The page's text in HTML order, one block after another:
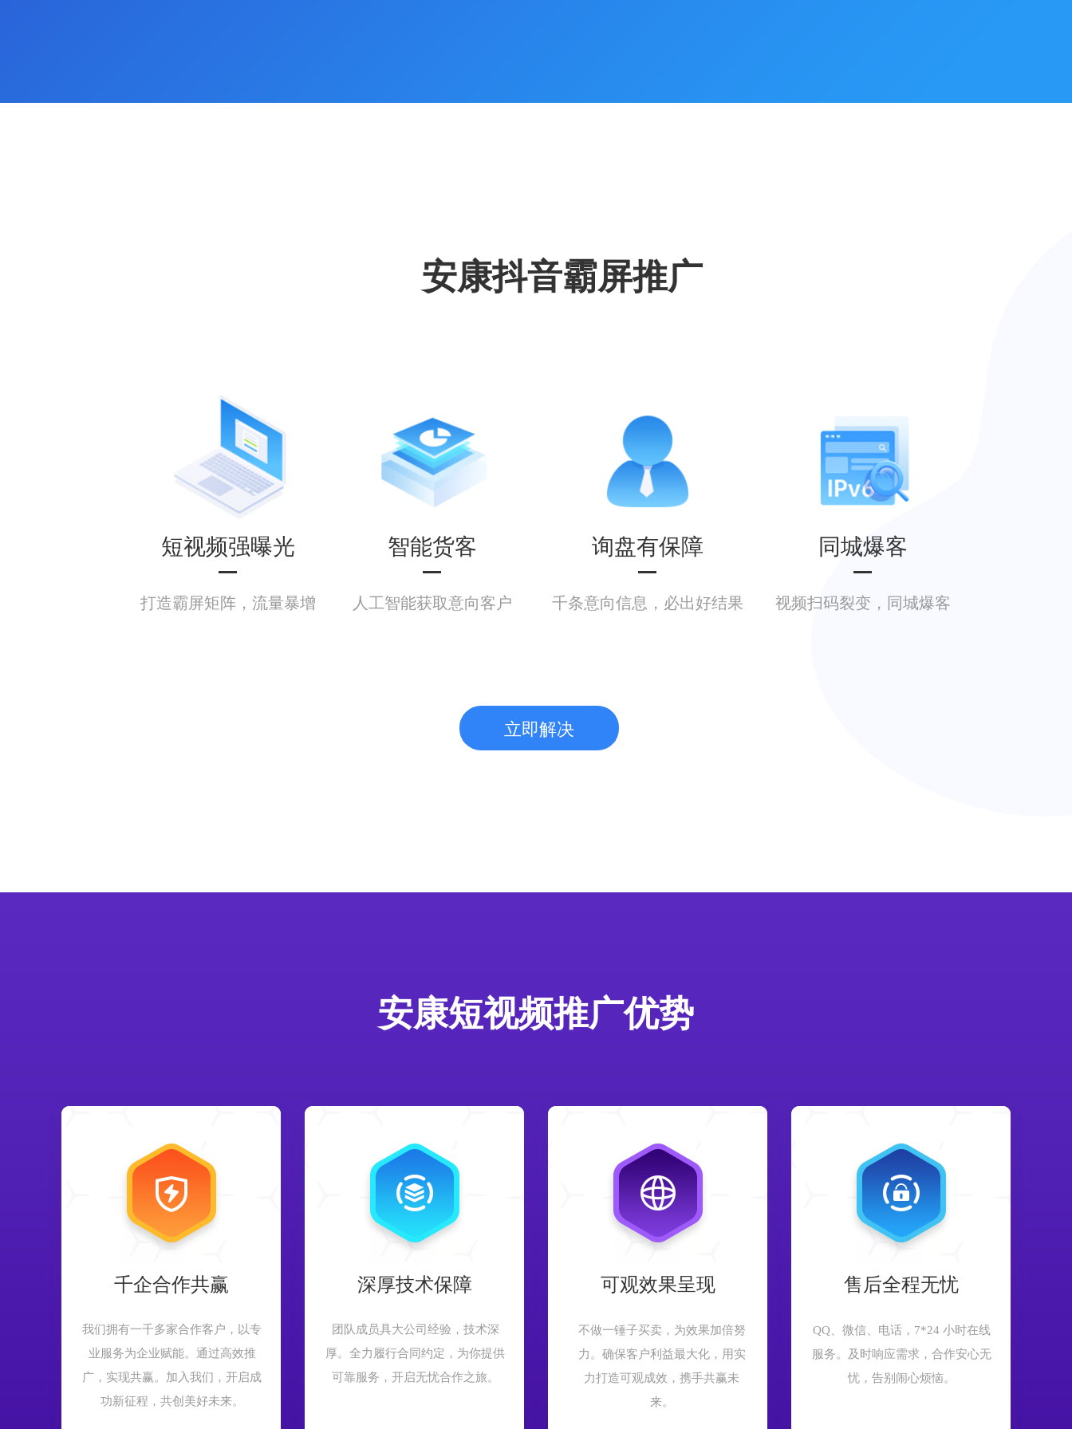
安康抖音霸屏推广
短视频强曝光
打造霸屏矩阵，流量暴增
智能货客
人工智能获取意向客户
询盘有保障
千条意向信息，必出好结果
同城爆客
视频扫码裂变，同城爆客
立即解决
安康短视频推广优势
千企合作共赢
我们拥有一千多家合作客户，以专
业服务为企业赋能。通过高效推
广，实现共赢。加入我们，开启成
功新征程，共创美好未来。
深厚技术保障
团队成员具大公司经验，技术深
厚。全力履行合同约定，为你提供
可靠服务，开启无忧合作之旅。
可观效果呈现
不做一锤子买卖，为效果加倍努
力。确保客户利益最大化，用实
力打造可观成效，携手共赢未
来。
售后全程无忧
QQ、微信、电话，7*24 小时在线
服务。及时响应需求，合作安心无
忧，告别闹心烦恼。